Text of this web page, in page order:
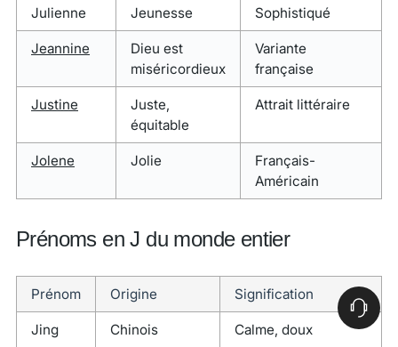
Julienne Jeunesse Sophistiqué
Jeannine
Dieu est
miséricordieux
Variante
française
Justine
Juste,
équitable
Attrait littéraire
Jolene Jolie
Français-
Américain
Prénoms en J du monde entier
Prénom Origine Signification
Jing Chinois Calme, doux